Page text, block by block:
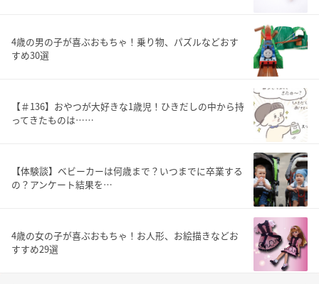
4歳の男の子が喜ぶおもちゃ！乗り物、パズルなどおす
すめ30選
【＃136】おやつが大好きな1歳児！ひきだしの中から持
ってきたものは……
【体験談】ベビーカーは何歳まで？いつまでに卒業する
の？アンケート結果を…
4歳の女の子が喜ぶおもちゃ！お人形、お絵描きなどお
すすめ29選